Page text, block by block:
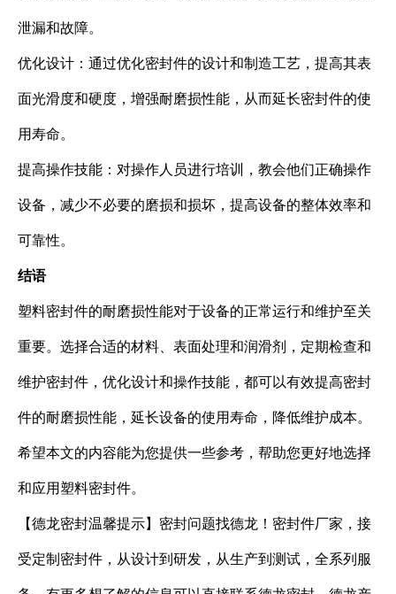
泄漏和故障。
优化设计：通过优化密封件的设计和制造工艺，提高其表
面光滑度和硬度，增强耐磨损性能，从而延长密封件的使
用寿命。
提高操作技能：对操作人员进行培训，教会他们正确操作
设备，减少不必要的磨损和损坏，提高设备的整体效率和
可靠性。
结语
塑料密封件的耐磨损性能对于设备的正常运行和维护至关
重要。选择合适的材料、表面处理和润滑剂，定期检查和
维护密封件，优化设计和操作技能，都可以有效提高密封
件的耐磨损性能，延长设备的使用寿命，降低维护成本。
希望本文的内容能为您提供一些参考，帮助您更好地选择
和应用塑料密封件。
【德龙密封温馨提示】密封问题找德龙！密封件厂家，接
受定制密封件，从设计到研发，从生产到测试，全系列服